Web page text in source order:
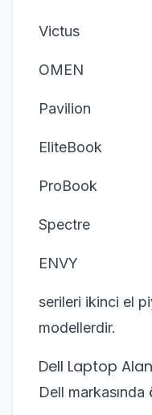
Victus
OMEN
Pavilion
EliteBook
ProBook
Spectre
ENVY
serileri ikinci el
modellerdir.
Dell Laptop
Dell markasında